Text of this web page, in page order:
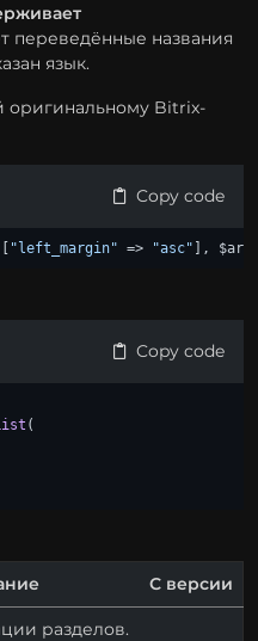
переведённые названия
язык.
оригинальному Bitrix-
Copy code
"left_margin" => "asc" ],
Copy code
(
С версии
разделов.